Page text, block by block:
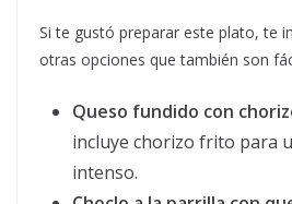
Si te gustó preparar este plato, te
otras opciones que también son
Queso fundido con
incluye chorizo frito para
intenso.